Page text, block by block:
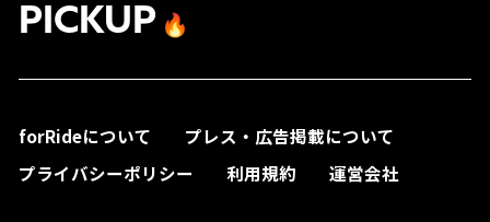
PICKUP 🔥
forRideについて
プレス・広告掲載について
プライバシーポリシー
利用規約 運営会社